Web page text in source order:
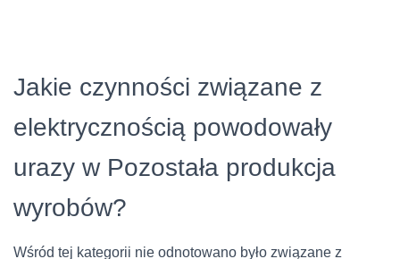
Jakie czynności związane z
elektrycznością powodowały
urazy w Pozostała produkcja
wyrobów?
Wśród tej kategorii nie odnotowano było związane z